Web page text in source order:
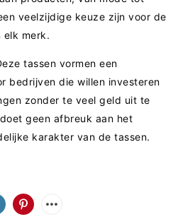
veelzijdige keuze zijn voor de
elk merk.
tassen vormen een
bedrijven die willen investeren
zonder te veel geld uit te
geen afbreuk aan het
karakter van de tassen.